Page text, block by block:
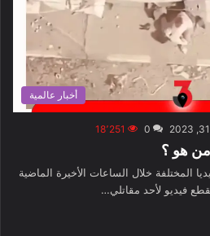
أخبار عالمية
0 18٬251
من هو ؟
خلال الساعات الأخيرة الماضية
فيديو لأحد مقاتلي…